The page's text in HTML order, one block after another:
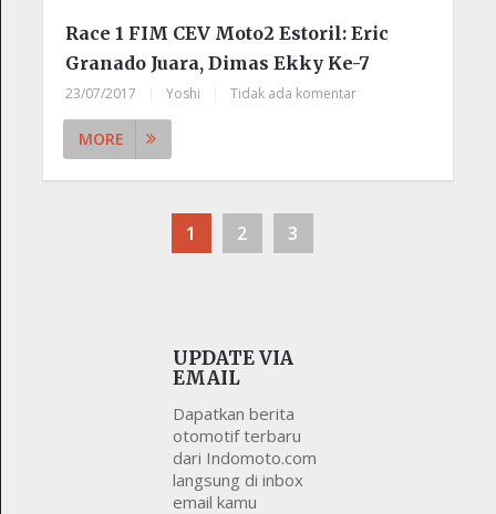
Race 1 FIM CEV Moto2 Estoril: Eric
Granado Juara, Dimas Ekky Ke-7
23/07/2017 Yoshi Tidak ada komentar
MORE
1 2 3
UPDATE VIA
EMAIL
Dapatkan berita
otomotif terbaru
dari Indomoto.com
langsung di inbox
email kamu